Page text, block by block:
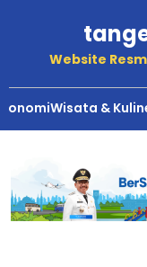
Website
Wisata &